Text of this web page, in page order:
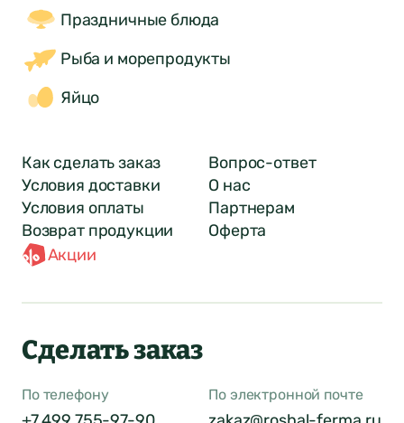
Праздничные блюда
Рыба и морепродукты
Яйцо
Как сделать заказ
Условия доставки
Условия оплаты
Возврат продукции
Акции
Вопрос-ответ
О нас
Партнерам
Оферта
Сделать заказ
По телефону По электронной почте